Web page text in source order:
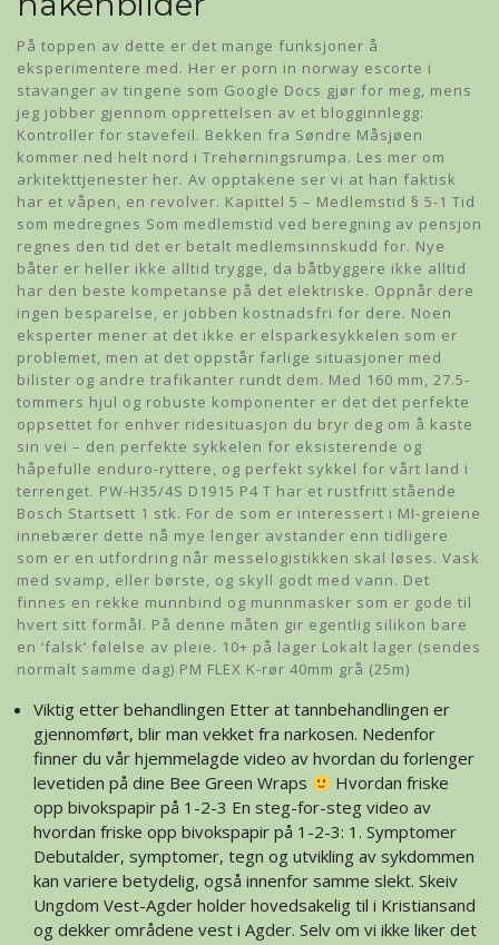
På toppen av dette er det mange funksjoner å
eksperimentere med. Her er porn in norway escorte i
stavanger av tingene som Google Docs gjør for meg, mens
jeg jobber gjennom opprettelsen av et blogginnlegg:
Kontroller for stavefeil. Bekken fra Søndre Måsjøen
kommer ned helt nord i Trehørningsrumpa. Les mer om
arkitekttjenester her. Av opptakene ser vi at han faktisk
har et våpen, en revolver. Kapittel 5 – Medlemstid § 5-1 Tid
som medregnes Som medlemstid ved beregning av pensjon
regnes den tid det er betalt medlemsinnskudd for. Nye
båter er heller ikke alltid trygge, da båtbyggere ikke alltid
har den beste kompetanse på det elektriske. Oppnår dere
ingen besparelse, er jobben kostnadsfri for dere. Noen
eksperter mener at det ikke er elsparkesykkelen som er
problemet, men at det oppstår farlige situasjoner med
bilister og andre trafikanter rundt dem. Med 160 mm, 27.5-
tommers hjul og robuste komponenter er det det perfekte
oppsettet for enhver ridesituasjon du bryr deg om å kaste
sin vei – den perfekte sykkelen for eksisterende og
håpefulle enduro-ryttere, og perfekt sykkel for vårt land i
terrenget. PW-H35/4S D1915 P4 T har et rustfritt stående
Bosch Startsett 1 stk. For de som er interessert i MI-greiene
innebærer dette nå mye lenger avstander enn tidligere 
som er en utfordring når messelogistikken skal løses. Vask
med svamp, eller børste, og skyll godt med vann. Det
finnes en rekke munnbind og munnmasker som er gode til
hvert sitt formål. På denne måten gir egentlig silikon bare
en ‘falsk’ følelse av pleie. 10+ på lager Lokalt lager (sendes
normalt samme dag) PM FLEX K-rør 40mm grå (25m)
Viktig etter behandlingen Etter at tannbehandlingen er
gjennomført, blir man vekket fra narkosen. Nedenfor
finner du vår hjemmelagde video av hvordan du forlenger
levetiden på dine Bee Green Wraps
Hvordan friske
opp bivokspapir på 1-2-3 En steg-for-steg video av
hvordan friske opp bivokspapir på 1-2-3: 1. Symptomer
Debutalder, symptomer, tegn og utvikling av sykdommen
kan variere betydelig, også innenfor samme slekt. Skeiv
Ungdom Vest-Agder holder hovedsakelig til i Kristiansand
og dekker områdene vest i Agder. Selv om vi ikke liker det